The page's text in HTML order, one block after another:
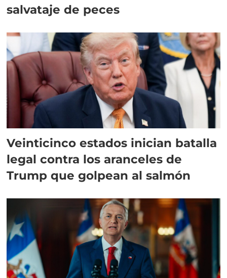
salvataje de peces
Veinticinco estados inician batalla
legal contra los aranceles de
Trump que golpean al salmón